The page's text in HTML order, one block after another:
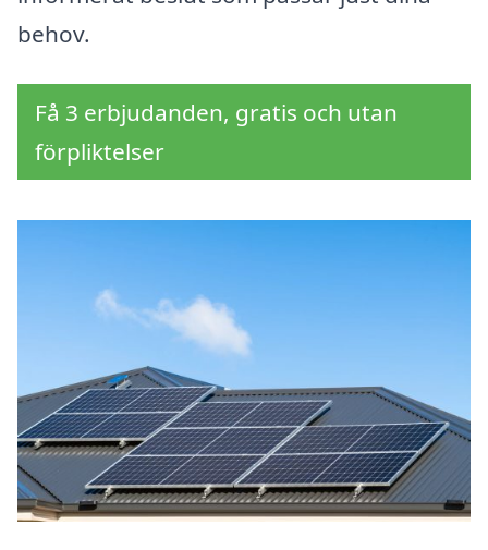
behov.
Få 3 erbjudanden, gratis och utan
förpliktelser